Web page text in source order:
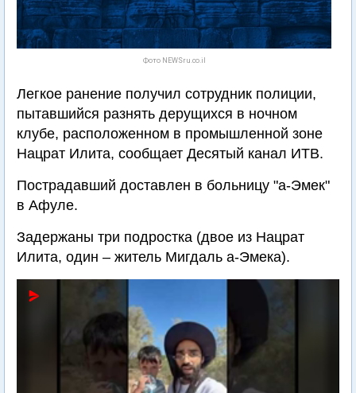
Фото NEWSru.co.il
Легкое ранение получил сотрудник полиции,
пытавшийся разнять дерущихся в ночном
клубе, расположенном в промышленной зоне
Нацрат Илита, сообщает Десятый канал ИТВ.
Пострадавший доставлен в больницу "а-Эмек"
в Афуле.
Задержаны три подростка (двое из Нацрат
Илита, один – житель Мигдаль а-Эмека).